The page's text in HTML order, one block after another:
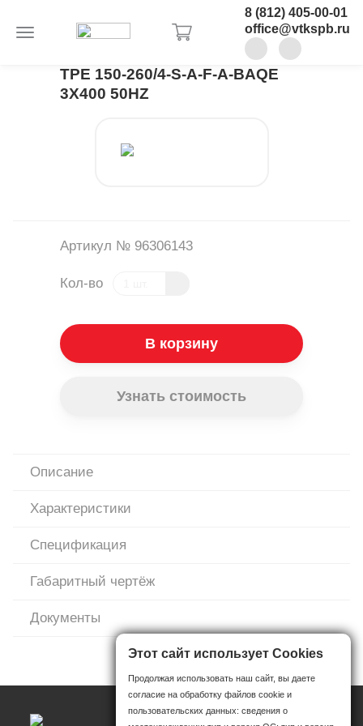
8 (812) 405-00-01
office@vtkspb.ru
TPE 150-260/4-S-A-F-A-BAQE
3X400 50HZ
Артикул № 96306143
Кол-во
В корзину
Узнать стоимость
Описание
Характеристики
Спецификация
Габаритный чертёж
Документы
Этот сайт использует Cookies
Продолжая использовать наш сайт, вы даете
согласие на обработку файлов cookie и
пользовательских данных: сведения о